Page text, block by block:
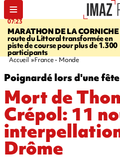
07:23
MARATHON DE LA CORNICHE
route du Littoral transformée en
piste de course pour plus de 1.300
participants
Accueil France - Monde
Poignardé lors d'une
Mort de
Crépol: 11
Drôme